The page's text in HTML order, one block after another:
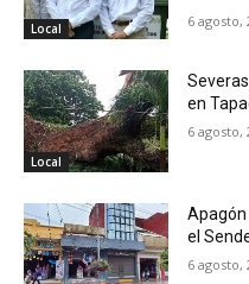
Local 6 agosto,
Local
en
6 agosto,
el
6 agosto,